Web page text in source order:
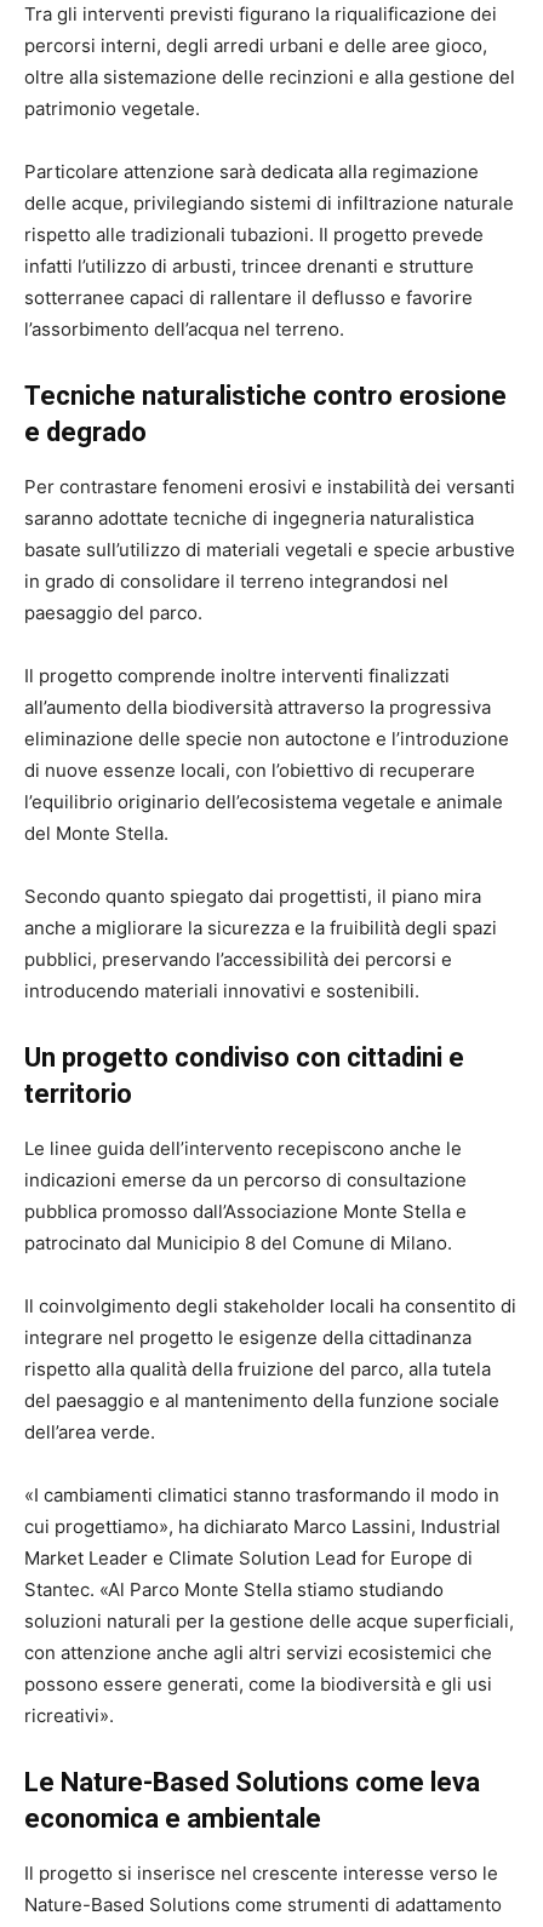
Tra gli interventi previsti figurano la riqualificazione dei
percorsi interni, degli arredi urbani e delle aree gioco,
oltre alla sistemazione delle recinzioni e alla gestione del
patrimonio vegetale.
Particolare attenzione sarà dedicata alla regimazione
delle acque, privilegiando sistemi di infiltrazione naturale
rispetto alle tradizionali tubazioni. Il progetto prevede
infatti l’utilizzo di arbusti, trincee drenanti e strutture
sotterranee capaci di rallentare il deflusso e favorire
l’assorbimento dell’acqua nel terreno.
Tecniche naturalistiche contro erosione
e degrado
Per contrastare fenomeni erosivi e instabilità dei versanti
saranno adottate tecniche di ingegneria naturalistica
basate sull’utilizzo di materiali vegetali e specie arbustive
in grado di consolidare il terreno integrandosi nel
paesaggio del parco.
Il progetto comprende inoltre interventi finalizzati
all’aumento della biodiversità attraverso la progressiva
eliminazione delle specie non autoctone e l’introduzione
di nuove essenze locali, con l’obiettivo di recuperare
l’equilibrio originario dell’ecosistema vegetale e animale
del Monte Stella.
Secondo quanto spiegato dai progettisti, il piano mira
anche a migliorare la sicurezza e la fruibilità degli spazi
pubblici, preservando l’accessibilità dei percorsi e
introducendo materiali innovativi e sostenibili.
Un progetto condiviso con cittadini e
territorio
Le linee guida dell’intervento recepiscono anche le
indicazioni emerse da un percorso di consultazione
pubblica promosso dall’Associazione Monte Stella e
patrocinato dal Municipio 8 del Comune di Milano.
Il coinvolgimento degli stakeholder locali ha consentito di
integrare nel progetto le esigenze della cittadinanza
rispetto alla qualità della fruizione del parco, alla tutela
del paesaggio e al mantenimento della funzione sociale
dell’area verde.
«I cambiamenti climatici stanno trasformando il modo in
cui progettiamo», ha dichiarato Marco Lassini, Industrial
Market Leader e Climate Solution Lead for Europe di
Stantec. «Al Parco Monte Stella stiamo studiando
soluzioni naturali per la gestione delle acque superficiali,
con attenzione anche agli altri servizi ecosistemici che
possono essere generati, come la biodiversità e gli usi
ricreativi».
Le Nature-Based Solutions come leva
economica e ambientale
Il progetto si inserisce nel crescente interesse verso le
Nature-Based Solutions come strumenti di adattamento